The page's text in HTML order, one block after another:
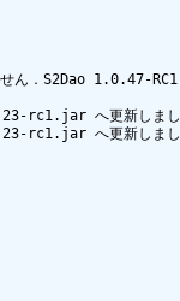
ん．S2Dao 1.0.47-
rc1.jar へ更新しまし
rc1.jar へ更新しまし